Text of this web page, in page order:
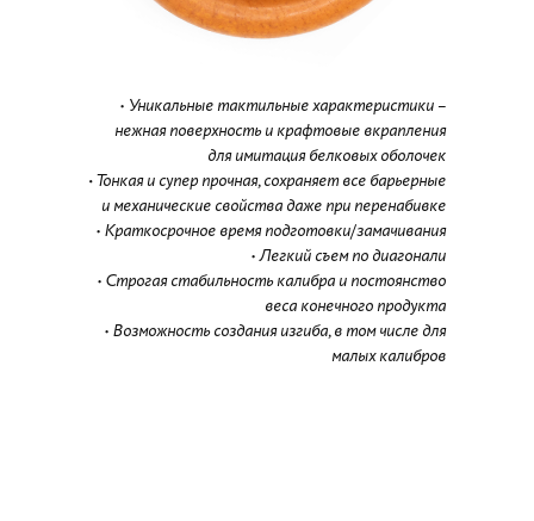
• Уникальные тактильные характеристики –
нежная поверхность и крафтовые вкрапления
для имитация белковых оболочек
• Тонкая и супер прочная, сохраняет все барьерные
и механические свойства даже при перенабивке
• Краткосрочное время подготовки/замачивания
•Легкий съем по диагонали
• Строгая стабильность калибра и постоянство
веса конечного продукта
• Возможность создания изгиба, в том числе для
малых калибров